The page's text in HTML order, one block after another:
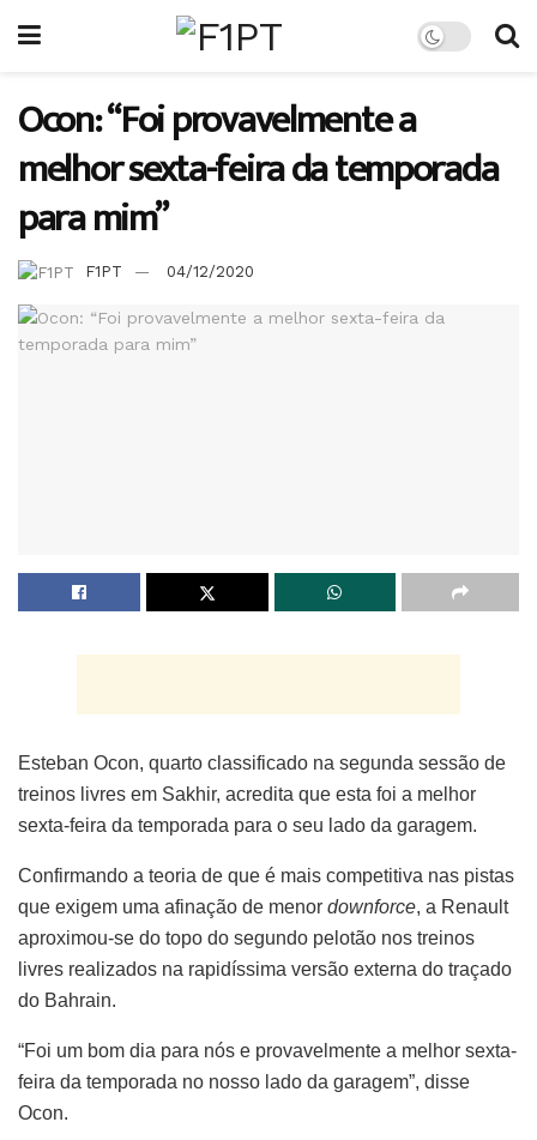
Ocon: “Foi provavelmente a
melhor sexta-feira da temporada
para mim”
F1PT 04/12/2020
Esteban Ocon, quarto classificado na segunda sessão de
treinos livres em Sakhir, acredita que esta foi a melhor
sexta-feira da temporada para o seu lado da garagem.
Confirmando a teoria de que é mais competitiva nas pistas
que exigem uma afinação de menor downforce, a Renault
aproximou-se do topo do segundo pelotão nos treinos
livres realizados na rapidíssima versão externa do traçado
do Bahrain.
“Foi um bom dia para nós e provavelmente a melhor sexta-
feira da temporada no nosso lado da garagem”, disse
Ocon.